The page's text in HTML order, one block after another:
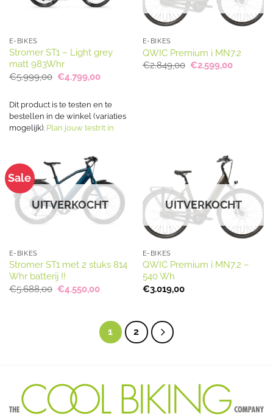
E-BIKES
Stromer ST1 – Light grey
matt 983Whr
€5.999,00 Oorspronkelijke
prijs
€5.999,00.
€4.799,00Huidige
€4.799,00.
Dit product is te testen en te
bestellen in de winkel (variaties
mogelijk). Plan jouw testrit in
E-BIKES
QWIC Premium i MN7.2
€2.849,00 Oorspronkelijke
€2.599,00Huidige
Sale
UITVERKOCHT
E-BIKES
Stromer ST1 met 2 stuks 814
Whr batterij !!
€5.688,00 Oorspronkelijke
prijs
€4.550,00Huidige
UITVERKOCHT
E-BIKES
QWIC Premium i MN7.2 –
540 Wh
€3.019,00
1 2